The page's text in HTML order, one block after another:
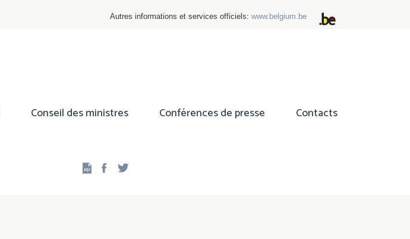
Autres informations et services officiels: www.belgium.be
Conseil des ministres Conférences de presse Contacts
Facebook